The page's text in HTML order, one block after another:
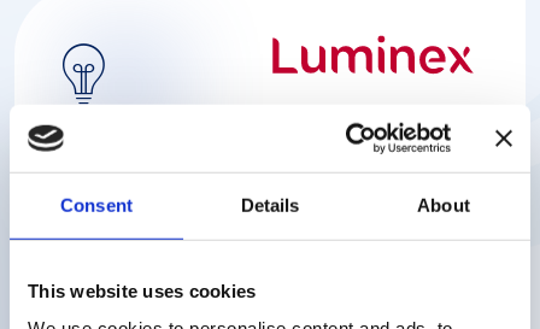
Consent Details About
This website uses cookies
Luminex
rapide e affidabili a complesse questioni
biologiche con soluzioni uniche e innovative
biomedica, la ricerca genomica e
proteomica, la diagnostica clinica e lo